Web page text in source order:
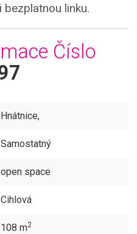
linku.
Číslo
Hnátnice,
Samostatný
open space
Cihlová
108 m2